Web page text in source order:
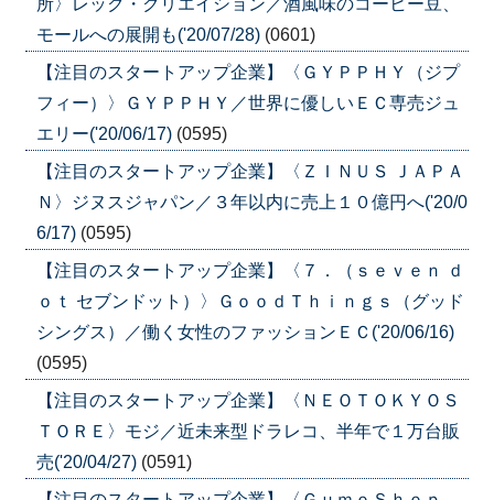
所〉レック・クリエイション／酒風味のコーヒー豆、
モールへの展開も('20/07/28) (0601)
【注目のスタートアップ企業】〈ＧＹＰＰＨＹ（ジプ
フィー）〉ＧＹＰＰＨＹ／世界に優しいＥＣ専売ジュ
エリー('20/06/17) (0595)
【注目のスタートアップ企業】〈ＺＩＮＵＳ ＪＡＰＡ
Ｎ〉ジヌスジャパン／３年以内に売上１０億円へ('20/0
6/17) (0595)
【注目のスタートアップ企業】〈７．（ｓｅｖｅｎ ｄ
ｏｔ セブンドット）〉ＧｏｏｄＴｈｉｎｇｓ（グッド
シングス）／働く女性のファッションＥＣ('20/06/16)
(0595)
【注目のスタートアップ企業】〈ＮＥＯＴＯＫＹＯＳ
ＴＯＲＥ〉モジ／近未来型ドラレコ、半年で１万台販
売('20/04/27) (0591)